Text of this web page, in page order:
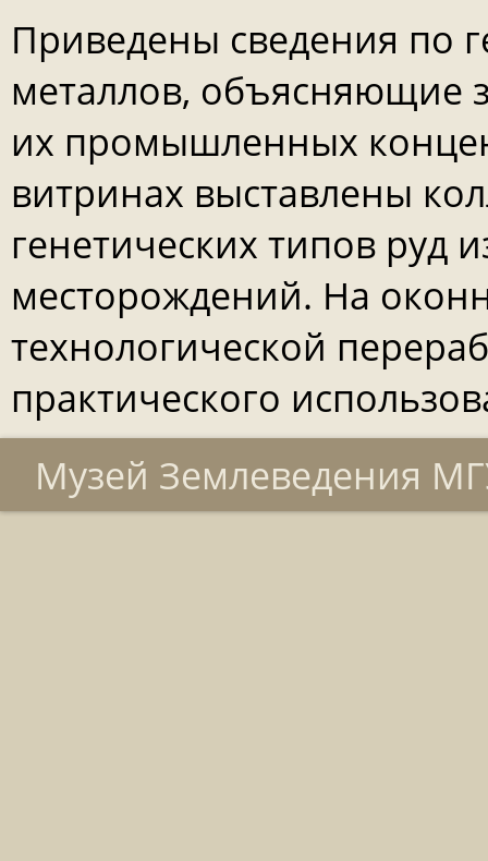
Приведены сведения по
металлов, объясняющие
их промышленных
витринах выставлены
генетических типов руд
месторождений. На
технологической
практического
Музей Землеведения